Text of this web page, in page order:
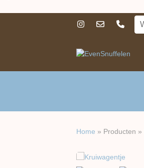
Home » Producten »